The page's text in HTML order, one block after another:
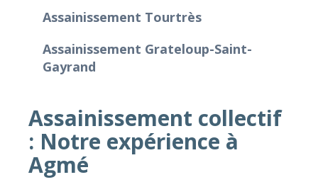
Assainissement Tourtrès
Assainissement Grateloup-Saint-
Gayrand
Assainissement collectif
: Notre expérience à
Agmé